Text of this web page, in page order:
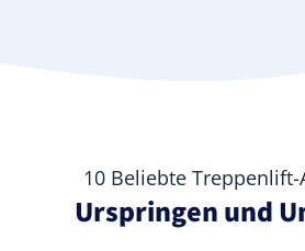
10 Beliebte
Urspringen und